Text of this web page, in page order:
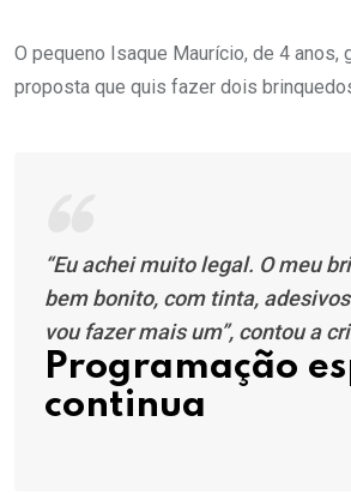
O pequeno Isaque Maurício, de 4 anos,
proposta que quis fazer dois
“Eu achei muito legal. O meu
bem bonito, com tinta,
vou fazer mais um”, contou a
Programação
continua